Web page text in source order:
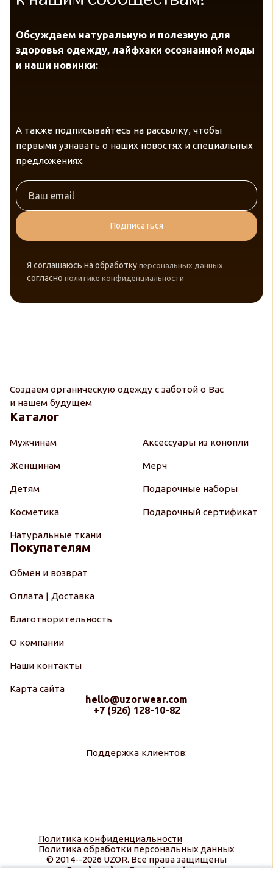
Обсуждаем натуральную и полезную для
здоровья одежду, лайфхаки осознанной моды
и наши новинки:
А также подписывайтесь на рассылку, чтобы
первыми узнавать о наших новостях и специальных
предложениях.
Подписаться
Я соглашаюсь на обработку персональных данных
согласно политике конфиденциальности
Создаем органическую одежду с заботой о Вас
и нашем будущем
Каталог
Мужчинам
Женщинам
Детям
Косметика
Натуральные ткани
Аксессуары из конопли
Мерч
Подарочные наборы
Подарочный сертификат
Покупателям
Обмен и возврат
Оплата | Доставка
Благотворительность
О компании
Наши контакты
Карта сайта
hello@uzorwear.com
+7 (926) 128-10-82
Поддержка клиентов:
Политика конфиденциальности
Политика обработки персональных данных
© 2014--2026 UZOR. Все права защищены